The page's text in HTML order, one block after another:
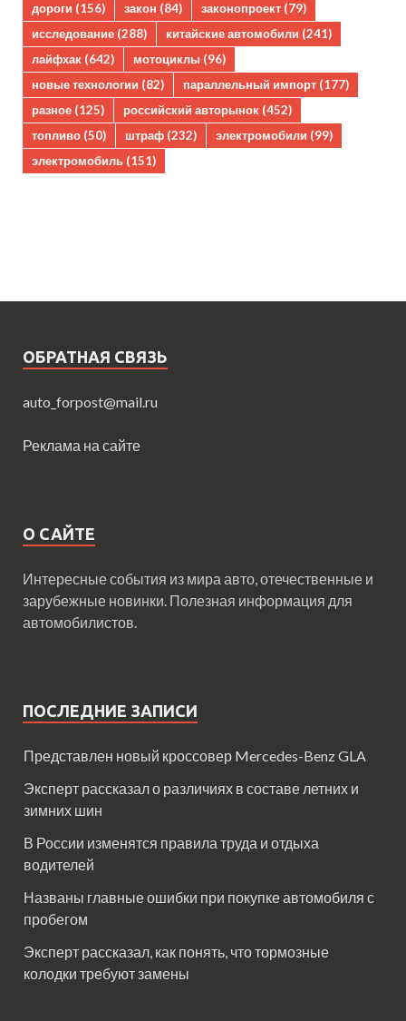
дороги (156) закон (84) законопроект (79)
исследование (288) китайские автомобили (241)
лайфхак (642) мотоциклы (96)
новые технологии (82) параллельный импорт (177)
разное (125) российский авторынок (452)
топливо (50) штраф (232) электромобили (99)
электромобиль (151)
ОБРАТНАЯ СВЯЗЬ
auto_forpost@mail.ru
Реклама на сайте
О САЙТЕ
Интересные события из мира авто, отечественные и
зарубежные новинки. Полезная информация для
автомобилистов.
ПОСЛЕДНИЕ ЗАПИСИ
Представлен новый кроссовер Mercedes-Benz GLA
Эксперт рассказал о различиях в составе летних и
зимних шин
В России изменятся правила труда и отдыха
водителей
Названы главные ошибки при покупке автомобиля с
пробегом
Эксперт рассказал, как понять, что тормозные
колодки требуют замены